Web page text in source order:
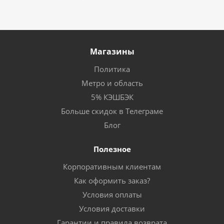
Магазины
Политика
Метро и область
5% КЭШБЭК
Больше скидок в Телеграме
Блог
Полезное
Корпоративным клиентам
Как оформить заказ?
Условия оплаты
Условия доставки